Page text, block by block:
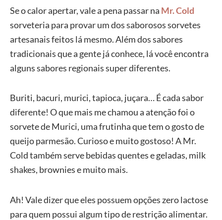
Se o calor apertar, vale a pena passar na Mr. Cold
sorveteria para provar um dos saborosos sorvetes
artesanais feitos lá mesmo. Além dos sabores
tradicionais que a gente já conhece, lá você encontra
alguns sabores regionais super diferentes.
Buriti, bacuri, murici, tapioca, juçara… É cada sabor
diferente! O que mais me chamou a atenção foi o
sorvete de Murici, uma frutinha que tem o gosto de
queijo parmesão. Curioso e muito gostoso! A Mr.
Cold também serve bebidas quentes e geladas, milk
shakes, brownies e muito mais.
Ah! Vale dizer que eles possuem opções zero lactose
para quem possui algum tipo de restrição alimentar.